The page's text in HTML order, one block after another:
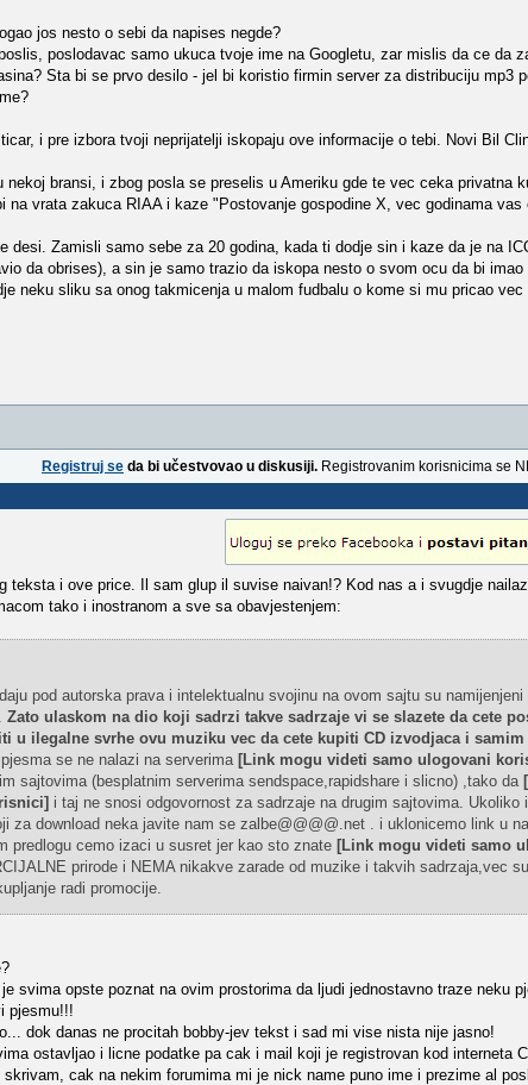
jos nesto o sebi da napises negde?
poslodavac samo ukuca tvoje ime na Googletu, zar mislis da ce da
Sta bi se prvo desilo - jel bi koristio firmin server za distribuciju mp3
i pre izbora tvoji neprijatelji iskopaju ove informacije o tebi. Novi Bil
nekoj bransi, i zbog posla se preselis u Ameriku gde te vec ceka privatna
na vrata zakuca RIAA i kaze "Postovanje gospodine X, vec godinama vas
desi. Zamisli samo sebe za 20 godina, kada ti dodje sin i kaze da je na
da obrises), a sin je samo trazio da iskopa nesto o svom ocu da bi
neku sliku sa onog takmicenja u malom fudbalu o kome si mu pricao vec
Registruj se da bi učestvovao u diskusiji. Registrovanim korisnicima se
teksta i ove price. Il sam glup il suvise naivan!? Kod nas a i svugdje
tako i inostranom a sve sa obavjestenjem:
pod autorska prava i intelektualnu svojinu na ovom sajtu su
Zato ulaskom na dio koji sadrzi takve sadrzaje vi se slazete da cete
u ilegalne svrhe ovu muziku vec da cete kupiti CD izvodjaca i
pjesma se ne nalazi na serverima [Link mogu videti samo ulogovani
sajtovima (besplatnim serverima sendspace,rapidshare i slicno) ,tako da
i taj ne snosi odgovornost za sadrzaje na drugim sajtovima. Ukoliko
za download neka javite nam se zalbe@@@@.net . i uklonicemo link u
predlogu cemo izaci u susret jer kao sto znate [Link mogu videti samo
prirode i NEMA nikakve zarade od muzike i takvih sadrzaja,vec
radi promocije.
svima opste poznat na ovim prostorima da ljudi jednostavno traze neku
pjesmu!!!
dok danas ne procitah bobby-jev tekst i sad mi vise nista nije jasno!
ostavljao i licne podatke pa cak i mail koji je registrovan kod interneta
cak na nekim forumima mi je nick name puno ime i prezime al